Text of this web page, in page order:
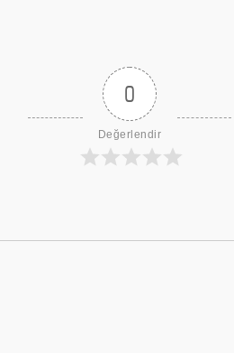
0
Değerlendir